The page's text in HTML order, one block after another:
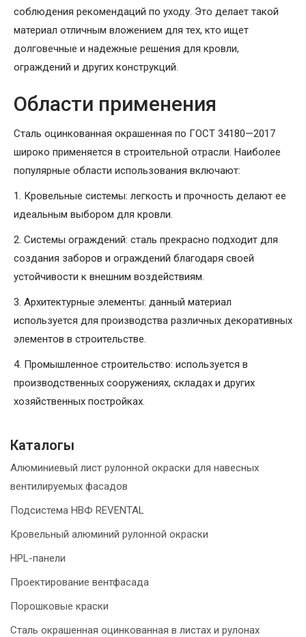
соблюдения рекомендаций по уходу. Это делает такой
материал отличным вложением для тех, кто ищет
долговечные и надежные решения для кровли,
ограждений и других конструкций.
Области применения
Сталь оцинкованная окрашенная по ГОСТ 34180—2017
широко применяется в строительной отрасли. Наиболее
популярные области использования включают:
1. Кровельные системы: легкость и прочность делают ее
идеальным выбором для кровли.
2. Системы ограждений: сталь прекрасно подходит для
создания заборов и ограждений благодаря своей
устойчивости к внешним воздействиям.
3. Архитектурные элементы: данный материал
используется для производства различных декоративных
элементов в строительстве.
4. Промышленное строительство: используется в
производственных сооружениях, складах и других
хозяйственных постройках.
Каталогы
Алюминиевый лист рулонной окраски для навесных
вентилируемых фасадов
Подсистема НВФ REVENTAL
Кровельный алюминий рулонной окраски
HPL-панели
Проектирование вентфасада
Порошковые краски
Сталь окрашенная оцинкованная в листах и рулонах